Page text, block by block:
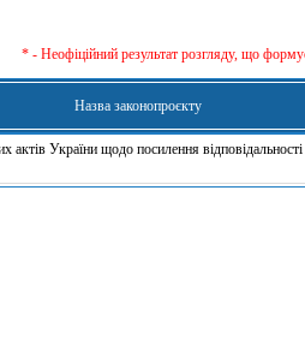
* - Неофіційний результат розгляду, що
Назва законопроєкту
України щодо посилення